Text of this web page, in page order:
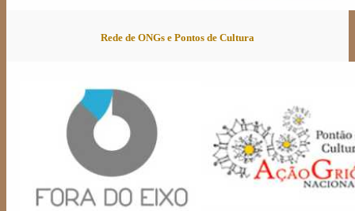
Rede de ONGs e Pontos de Cultura